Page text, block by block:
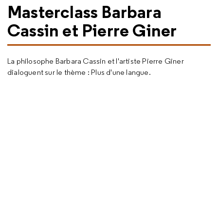
Masterclass Barbara
Cassin et Pierre Giner
La philosophe Barbara Cassin et l'artiste Pierre Giner
dialoguent sur le thème : Plus d'une langue.